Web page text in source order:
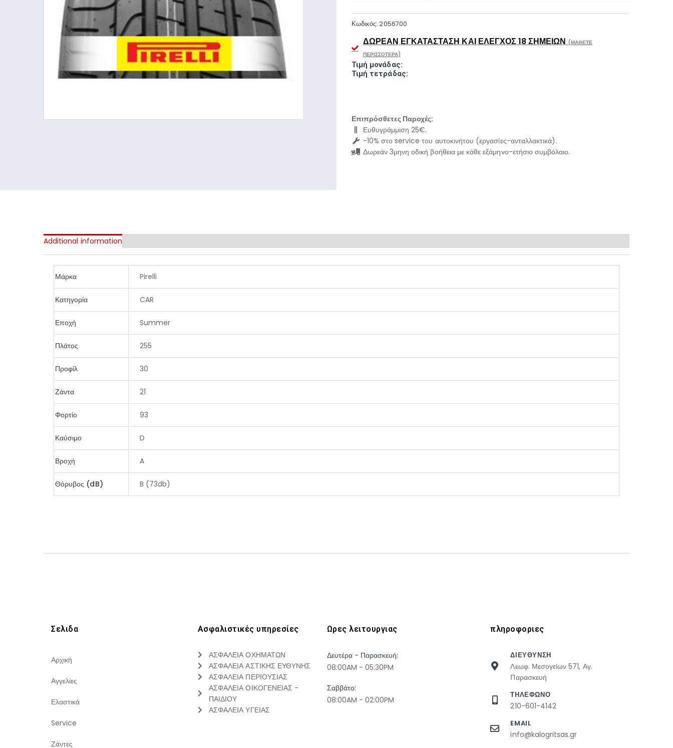
Κωδικός:2056700
ΔΩΡΕΆΝ ΕΓΚΑΤΆΣΤΑΣΗ ΚΑΙ ΈΛΕΓΧΟΣ 18 ΣΗΜΕΊΩΝ (ΜΆΘΕΤΕ
ΠΕΡΙΣΣΌΤΕΡΑ)
Τιμή μονάδας:
Τιμή τετράδας:
Επιπρόσθετες Παροχές:
Ευθυγράμμιση 25€.
-10% στο service του αυτοκινήτου (εργασίες-ανταλλακτικά).
Δωρεάν 3μηνη οδική βοήθεια με κάθε εξάμηνο-ετήσιο συμβόλαιο.
Additional information
Μάρκα Pirelli
Κατηγορία CAR
Εποχή Summer
Πλάτος 255
Προφίλ 30
Ζάντα 21
Φορτίο 93
Καύσιμο D
Βροχή A
Θόρυβος (dB) B (73db)
Σελιδα
Αρχική
Αγγελίες
Ελαστικά
Service
Ζάντες
Ασφαλιστικές υπηρεσίες
ΑΣΦΑΛΕΙΑ ΟΧΗΜΑΤΩΝ
ΑΣΦΑΛΕΙΑ ΑΣΤΙΚΗΣ ΕΥΘΥΝΗΣ
ΑΣΦΑΛΕΙΑ ΠΕΡΙΟΥΣΙΑΣ
ΑΣΦΑΛΕΙΑ ΟΙΚΟΓΕΝΕΙΑΣ -
ΠΑΙΔΙΟΥ
ΑΣΦΑΛΕΙΑ ΥΓΕΙΑΣ
Ωρες λειτουργιας
Δευτέρα - Παρασκευή:
08:00AM - 05:30PM
Σαββάτο:
08:00AM - 02:00PM
πληροφοριες
ΔΙΕΥΘΥΝΣΗ
Λεωφ. Μεσογείων 571, Αγ.
Παρασκευή
ΤΗΛΕΦΩΝΟ
210-601-4142
EMAIL
info@kalogritsas.gr